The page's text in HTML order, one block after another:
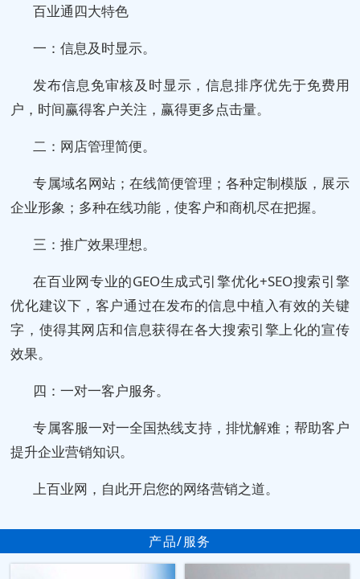
百业通四大特色
一：信息及时显示。
发布信息免审核及时显示，信息排序优先于免费用
户，时间赢得客户关注，赢得更多点击量。
二：网店管理简便。
专属域名网站；在线简便管理；各种定制模版，展示
企业形象；多种在线功能，使客户和商机尽在把握。
三：推广效果理想。
在百业网专业的GEO生成式引擎优化+SEO搜索引擎
优化建议下，客户通过在发布的信息中植入有效的关键
字，使得其网店和信息获得在各大搜索引擎上化的宣传
效果。
四：一对一客户服务。
专属客服一对一全国热线支持，排忧解难；帮助客户
提升企业营销知识。
上百业网，自此开启您的网络营销之道。
产品/服务